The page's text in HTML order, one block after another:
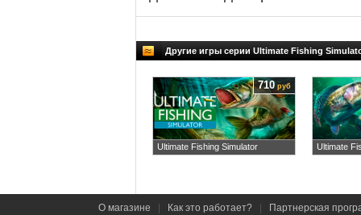
Другие игры серии Ultimate Fishing
Ultimate Fishing Simulator
710руб
Ultimate
О магазине Как это работает? Партнерская